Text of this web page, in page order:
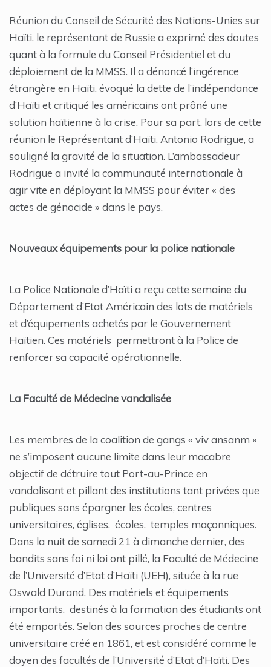
Réunion du Conseil de Sécurité des Nations-Unies sur
Haïti, le représentant de Russie a exprimé des doutes
quant à la formule du Conseil Présidentiel et du
déploiement de la MMSS. Il a dénoncé l’ingérence
étrangère en Haïti, évoqué la dette de l’indépendance
d’Haïti et critiqué les américains ont prôné une
solution haïtienne à la crise. Pour sa part, lors de cette
réunion le Représentant d’Haïti, Antonio Rodrigue, a
souligné la gravité de la situation. L’ambassadeur
Rodrigue a invité la communauté internationale à
agir vite en déployant la MMSS pour éviter « des
actes de génocide » dans le pays.
Nouveaux équipements pour la police nationale
La Police Nationale d’Haïti a reçu cette semaine du
Département d’Etat Américain des lots de matériels
et d’équipements achetés par le Gouvernement
Haïtien. Ces matériels permettront à la Police de
renforcer sa capacité opérationnelle.
La Faculté de Médecine vandalisée
Les membres de la coalition de gangs « viv ansanm »
ne s’imposent aucune limite dans leur macabre
objectif de détruire tout Port-au-Prince en
vandalisant et pillant des institutions tant privées que
publiques sans épargner les écoles, centres
universitaires, églises, écoles, temples maçonniques.
Dans la nuit de samedi 21 à dimanche dernier, des
bandits sans foi ni loi ont pillé, la Faculté de Médecine
de l’Université d’Etat d’Haïti (UEH), située à la rue
Oswald Durand. Des matériels et équipements
importants, destinés à la formation des étudiants ont
été emportés. Selon des sources proches de centre
universitaire créé en 1861, et est considéré comme le
doyen des facultés de l’Université d’Etat d’Haïti. Des